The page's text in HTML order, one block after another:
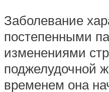
Заболевание
постепенными
изменениями
поджелудочной
временем она